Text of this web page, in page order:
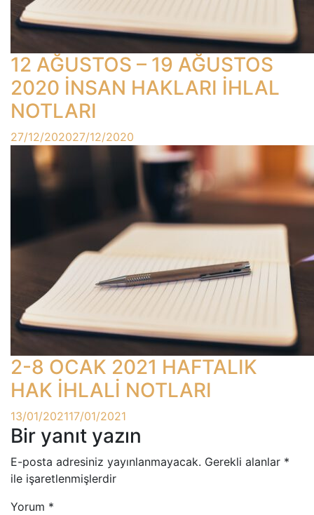
12 AĞUSTOS – 19 AĞUSTOS
2020 İNSAN HAKLARI İHLAL
NOTLARI
27/12/202027/12/2020
2-8 OCAK 2021 HAFTALIK
HAK İHLALİ NOTLARI
13/01/202117/01/2021
Bir yanıt yazın
E-posta adresiniz yayınlanmayacak. Gerekli alanlar *
ile işaretlenmişlerdir
Yorum *